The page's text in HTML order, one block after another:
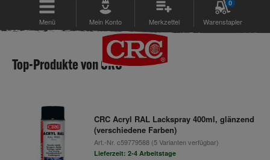
Menü Mein Konto Merkzettel
0
Warenstapler
Top-Produkte von CRC
CRC Acryl RAL Lackspray 400ml, glänzend
(verschiedene Farben)
Art.-Nr. c59779588(5 Varianten verfügbar)
Lieferzeit: 2-4 Arbeitstage